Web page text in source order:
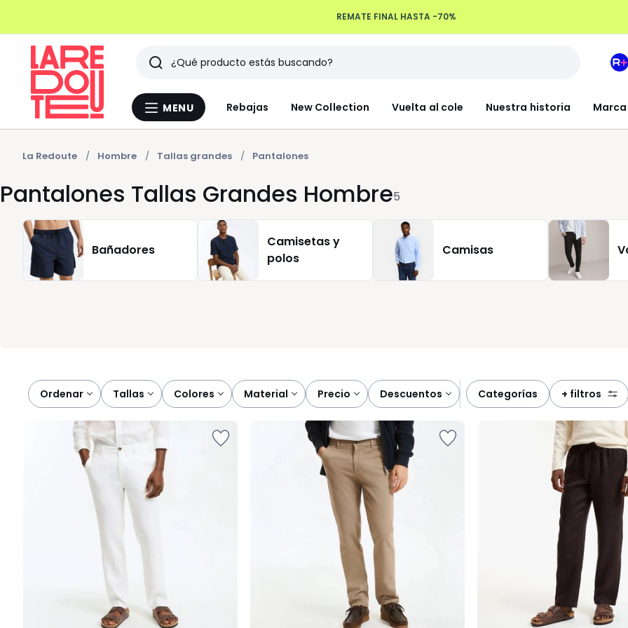
Menu
MENU Rebajas New Collection Vuelta al cole Nuestra historia
Buscar
Últimos
artículos
vistos
Mi
La Redoute Hombre Tallas grandes Pantalones
Pantalones Tallas Grandes Hombre5
Bañadores
Camisetas y
polos
Camisas
Ordenar
tallas colores material precio descuentos categorías + filtros